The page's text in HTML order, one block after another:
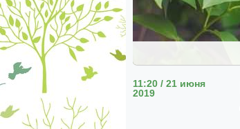
11:20 / 21 июня
2019